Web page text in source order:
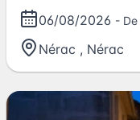
06/08/2026 -
Nérac , Nérac